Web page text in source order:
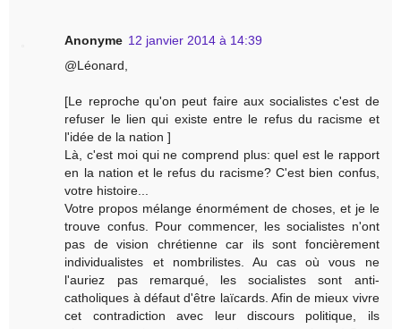
Anonyme 12 janvier 2014 à 14:39
@Léonard,
[Le reproche qu'on peut faire aux socialistes c'est de
refuser le lien qui existe entre le refus du racisme et
l'idée de la nation ]
Là, c'est moi qui ne comprend plus: quel est le rapport
en la nation et le refus du racisme? C'est bien confus,
votre histoire...
Votre propos mélange énormément de choses, et je le
trouve confus. Pour commencer, les socialistes n'ont
pas de vision chrétienne car ils sont foncièrement
individualistes et nombrilistes. Au cas où vous ne
l'auriez pas remarqué, les socialistes sont anti-
catholiques à défaut d'être laïcards. Afin de mieux vivre
cet contradiction avec leur discours politique, ils